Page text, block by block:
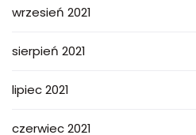
wrzesień 2021
sierpień 2021
lipiec 2021
czerwiec 2021